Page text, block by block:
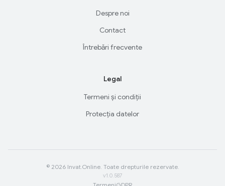
Despre noi
Contact
Întrebări frecvente
Legal
Termeni și condiții
Protecția datelor
© 2026 Invat.Online. Toate drepturile rezervate.
v1.0.587
TermeniGDPR